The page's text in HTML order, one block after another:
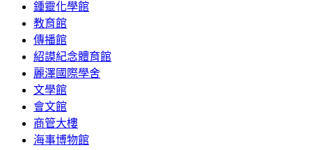
鍾靈化學館
教育館
傳播館
紹謨紀念體育館
麗澤國際學舍
文學館
會文館
商管大樓
海事博物館